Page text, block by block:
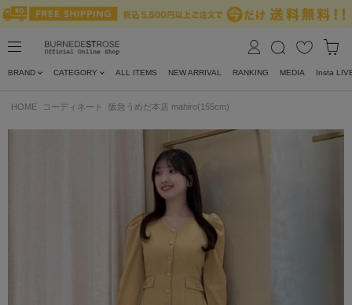
BRAND CATEGORY ALL ITEMS NEW ARRIVAL RANKING MEDIA Insta
HOME コーディネート 阪急うめだ本店 mahiro(155cm)